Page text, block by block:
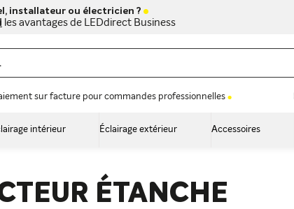
installateur ou électricien ?
les avantages de LEDdirect Business
sur facture pour commandes professionnelles
intérieur Éclairage extérieur Accessoires
ÉTANCHE